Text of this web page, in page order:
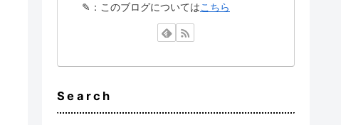
✎：このブログについてはこちら
Search